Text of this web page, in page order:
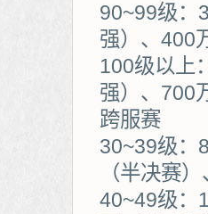
90~99级：
强）、400
100级以上
强）、700
跨服赛
30~39级：
（半决赛
40~49级：